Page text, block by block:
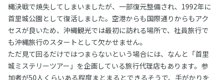
縄決戦で焼失してしまいましたが、一部復元整備され、1992年に
首里城公園として復活しました。空港からも国際通りからもアク
セスが良いため、沖縄観光では最初に訪れる場所で、社員旅行で
も沖縄旅行のスタートとして欠かせません。
ただ見て回るだけではつまらないという場合には、なんと「首里
城ミステリーツアー」を企画している旅行代理店もあります。参
加者が50人くらいある程度まとまるとできるそうで、手がかりを